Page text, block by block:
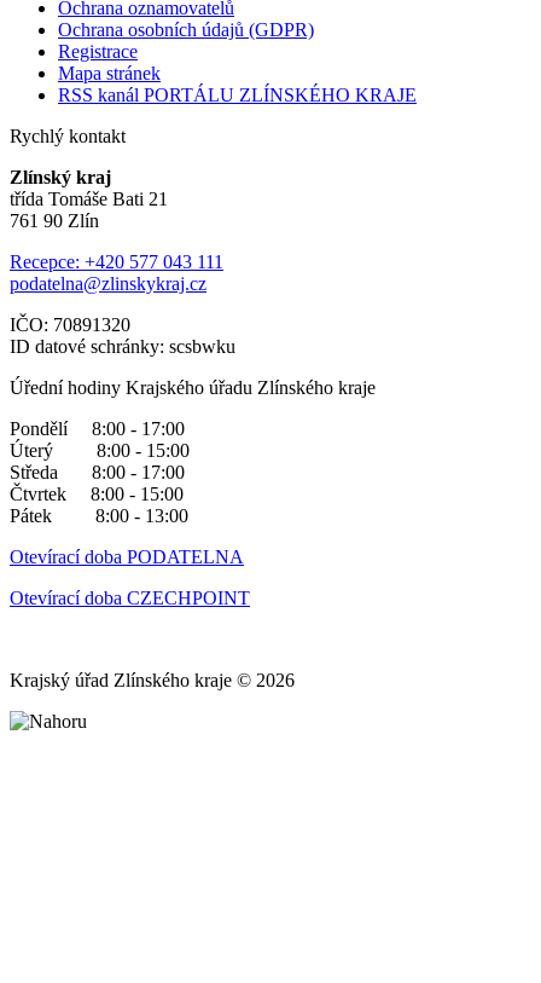
Ochrana oznamovatelů
Ochrana osobních údajů (GDPR)
Registrace
Mapa stránek
RSS kanál PORTÁLU ZLÍNSKÉHO KRAJE
Rychlý kontakt
Zlínský kraj
třída Tomáše Bati 21
761 90 Zlín
Recepce: +420 577 043 111
podatelna@zlinskykraj.cz
IČO: 70891320
ID datové schránky: scsbwku
Úřední hodiny Krajského úřadu Zlínského kraje
Pondělí 8:00 - 17:00
Úterý 8:00 - 15:00
Středa 8:00 - 17:00
Čtvrtek 8:00 - 15:00
Pátek 8:00 - 13:00
Otevírací doba PODATELNA
Otevírací doba CZECHPOINT
Krajský úřad Zlínského kraje © 2026